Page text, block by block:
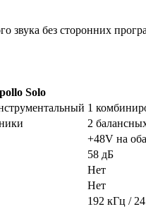
звука без сторонних
Solo
1
2
+48V на
58 дБ
Нет
Нет
192 кГц /